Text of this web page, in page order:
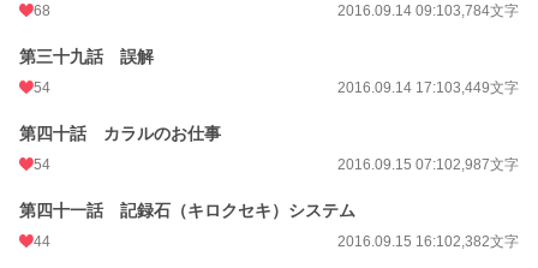
68 2016.09.14 09:103,784文字
第三十九話 誤解
54 2016.09.14 17:103,449文字
第四十話 カラルのお仕事
54 2016.09.15 07:102,987文字
第四十一話 記録石（キロクセキ）システム
44 2016.09.15 16:102,382文字